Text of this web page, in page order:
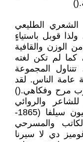
الطليعي
قوبل باستياءٍ
الوزن والقافية
كما لم تكن لغته
المجموعة
عامة الناس. لقد
مرح وفكاهي.()
والروائي
الكولومبي المعروف خوسيه أسونسيون سيلفا (1865-
والمسرحي
دي لا سيرنا